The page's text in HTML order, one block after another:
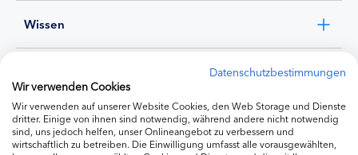
Wissen
Ernährung
Datenschutzbestimmungen
Wir verwenden Cookies
Wir verwenden auf unserer Website Cookies, den Web Storage und Dienste
dritter. Einige von ihnen sind notwendig, während andere nicht notwendig
sind, uns jedoch helfen, unser Onlineangebot zu verbessern und
wirtschaftlich zu betreiben. Die Einwilligung umfasst alle vorausgewählten,